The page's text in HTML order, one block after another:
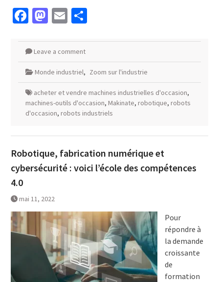
Facebook
Mastodon
EmailPartager
Leave a comment
Monde industriel, Zoom sur l'industrie
acheter et vendre machines industrielles d'occasion,
machines-outils d'occasion, Makinate, robotique, robots
d'occasion, robots industriels
Robotique, fabrication numérique et
cybersécurité : voici l’école des compétences
4.0
mai 11, 2022
Pour
répondre à
la demande
croissante
de
formation